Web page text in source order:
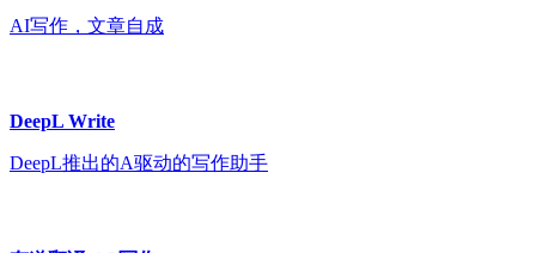
AI写作，文章自成
DeepL Write
DeepL推出的A驱动的写作助手